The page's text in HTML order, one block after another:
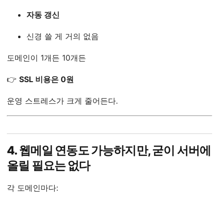
자동 갱신
신경 쓸 게 거의 없음
도메인이 1개든 10개든
👉 SSL 비용은 0원
운영 스트레스가 크게 줄어든다.
4. 웹메일 연동도 가능하지만, 굳이 서버에
올릴 필요는 없다
각 도메인마다: